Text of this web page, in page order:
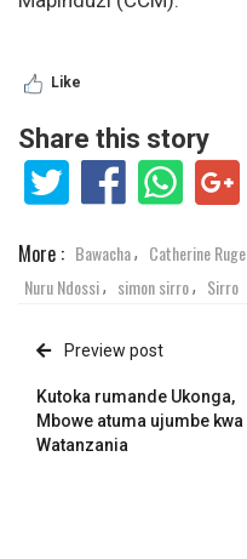
Like
Share this story
More : Bawacha, Catherine Ruge
Nuru Ndossi, simon sirro, Sirro
Preview post
Kutoka rumande Ukonga,
Mbowe atuma ujumbe kwa
Watanzania